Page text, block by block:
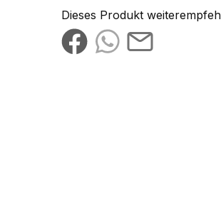
Dieses Produkt